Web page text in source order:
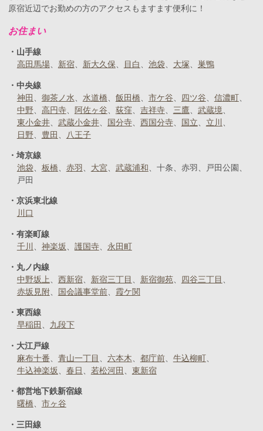
原宿近辺でお勤めの方のアクセスもますます便利に！
お住まい
山手線
高田馬場
新宿 新大久保 目白 池袋 大塚 巣鴨
中央線
神田
御茶ノ水 水道橋 飯田橋 市ケ谷 四ツ谷
信濃町
中野
高円寺 阿佐ヶ谷 荻窪 吉祥寺 三鷹
武蔵境
東小金井
武蔵小金井 国分寺 西国分寺 国立
立川
日野
豊田 八王子
埼京線
池袋
板橋 赤羽 大宮 武蔵浦和 十条 赤羽
戸田公園
戸田
京浜東北線
川口
有楽町線
千川
神楽坂 護国寺 永田町
丸ノ内線
中野坂上
西新宿 新宿三丁目 新宿御苑
四谷三丁目
赤坂見附
国会議事堂前 霞ケ関
東西線
早稲田
九段下
大江戸線
麻布十番
青山一丁目 六本木 都庁前
牛込柳町
牛込神楽坂
春日 若松河田 東新宿
都営地下鉄新宿線
曙橋
市ヶ谷
三田線